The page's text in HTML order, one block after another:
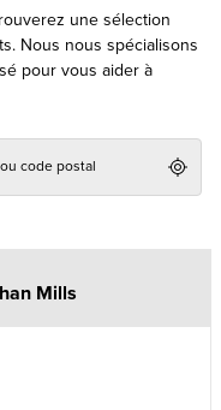
une sélection
Nous nous spécialisons
pour vous aider à
Mills